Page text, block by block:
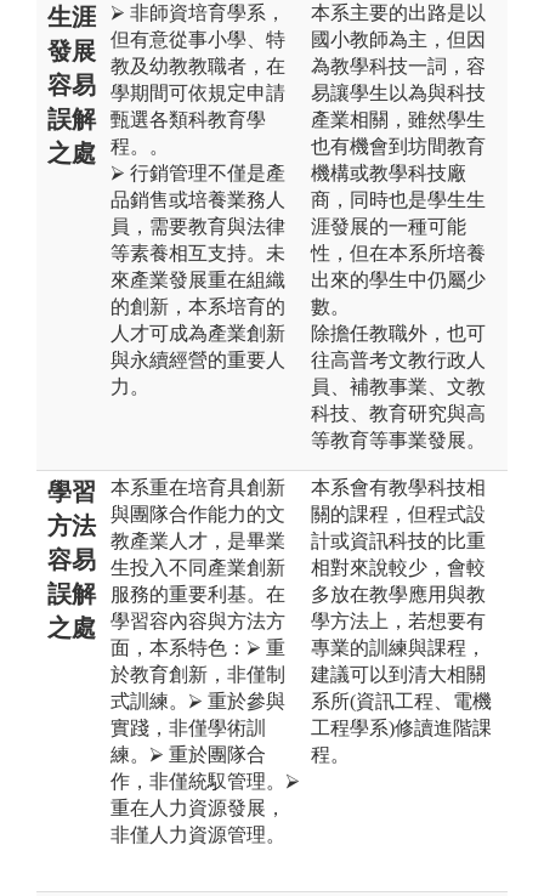
生涯
發展
容易
誤解
之處
⮚ 非師資培育學系，
但有意從事小學、特
教及幼教教職者，在
學期間可依規定申請
甄選各類科教育學
程。。
⮚ 行銷管理不僅是產
品銷售或培養業務人
員，需要教育與法律
等素養相互支持。未
來產業發展重在組織
的創新，本系培育的
人才可成為產業創新
與永續經營的重要人
力。
本系主要的出路是以
國小教師為主，但因
為教學科技一詞，容
易讓學生以為與科技
產業相關，雖然學生
也有機會到坊間教育
機構或教學科技廠
商，同時也是學生生
涯發展的一種可能
性，但在本系所培養
出來的學生中仍屬少
數。
除擔任教職外，也可
往高普考文教行政人
員、補教事業、文教
科技、教育研究與高
等教育等事業發展。
學習
方法
容易
誤解
之處
本系重在培育具創新
與團隊合作能力的文
教產業人才，是畢業
生投入不同產業創新
服務的重要利基。在
學習容內容與方法方
面，本系特色：⮚ 重
於教育創新，非僅制
式訓練。⮚ 重於參與
實踐，非僅學術訓
練。⮚ 重於團隊合
作，非僅統馭管理。⮚
重在人力資源發展，
非僅人力資源管理。
本系會有教學科技相
關的課程，但程式設
計或資訊科技的比重
相對來說較少，會較
多放在教學應用與教
學方法上，若想要有
專業的訓練與課程，
建議可以到清大相關
系所(資訊工程、電機
工程學系)修讀進階課
程。